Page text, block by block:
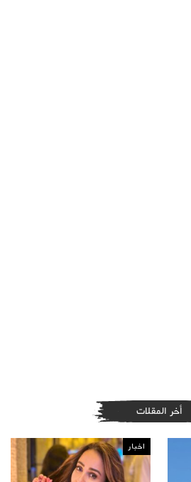
أخر المقلات
اخبار